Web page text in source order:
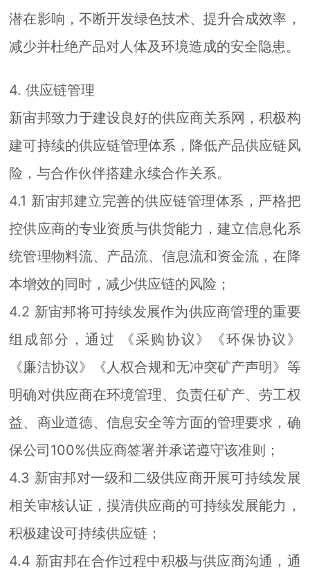
潜在影响，不断开发绿色技术、提升合成效率，
减少并杜绝产品对人体及环境造成的安全隐患。
4. 供应链管理
新宙邦致力于建设良好的供应商关系网，积极构
建可持续的供应链管理体系，降低产品供应链风
险，与合作伙伴搭建永续合作关系。
4.1 新宙邦建立完善的供应链管理体系，严格把
控供应商的专业资质与供货能力，建立信息化系
统管理物料流、产品流、信息流和资金流，在降
本增效的同时，减少供应链的风险；
4.2 新宙邦将可持续发展作为供应商管理的重要
组成部分，通过 《采购协议》《环保协议》
《廉洁协议》《人权合规和无冲突矿产声明》等
明确对供应商在环境管理、负责任矿产、劳工权
益、商业道德、信息安全等方面的管理要求，确
保公司100%供应商签署并承诺遵守该准则；
4.3 新宙邦对一级和二级供应商开展可持续发展
相关审核认证，摸清供应商的可持续发展能力，
积极建设可持续供应链；
4.4 新宙邦在合作过程中积极与供应商沟通，通